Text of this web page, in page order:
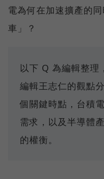
電為何在加速擴產的
車」？
以下 Q 為編輯整理
編輯王志仁的觀點
個關鍵時點，台積
需求，以及半導體
的權衡。